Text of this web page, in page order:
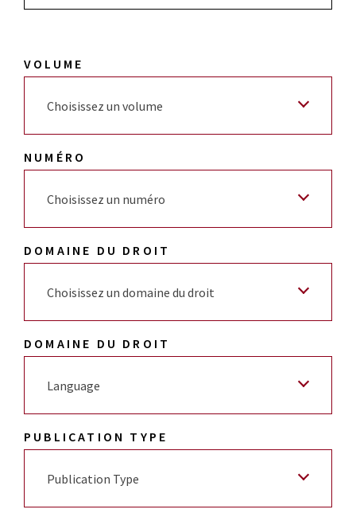
VOLUME
Choisissez un volume
NUMÉRO
Choisissez un numéro
DOMAINE DU DROIT
Choisissez un domaine du droit
DOMAINE DU DROIT
Language
PUBLICATION TYPE
Publication Type